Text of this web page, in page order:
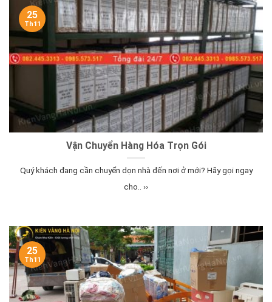
Vận Chuyển Hàng Hóa Trọn Gói
Quý khách đang cần chuyển dọn nhà đến nơi ở mới? Hãy gọi ngay
cho.. ››
25
Th11
25
Th11